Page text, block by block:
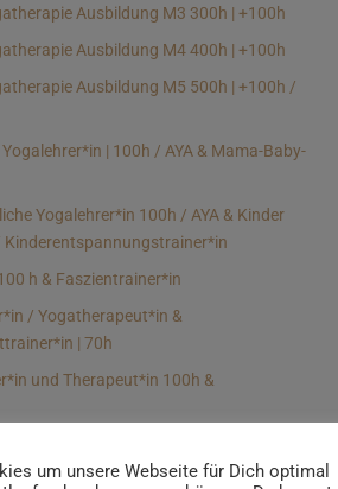
Ausbildung M3 300h | +100h
Ausbildung M4 400h | +100h
Ausbildung M5 500h | +100h /
| 100h / AYA & Mama-Baby-
Yogalehrer*in 100h / AYA & Kinder
h & Faszientrainer*in
/ Yogatherapeut*in &
| 70h
und Therapeut*in 100h &
50h & Achtsamkeitstrainer*in
um unsere Webseite für Dich optimal